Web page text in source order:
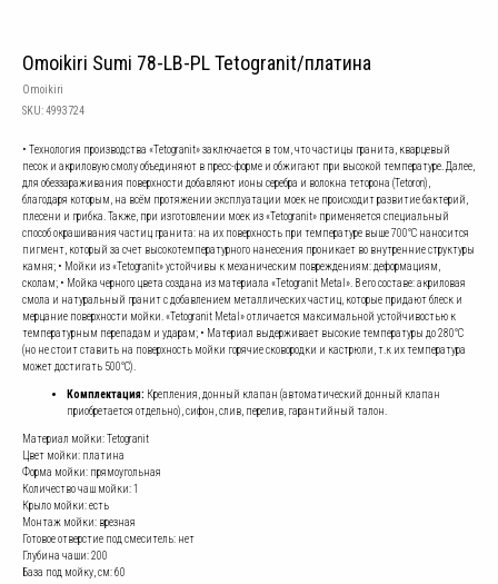
Omoikiri Sumi 78-LB-PL Tetogranit/платина
Omoikiri
SKU:4993724
• Технология производства «Tetogranit» заключается в том, что частицы гранита, кварцевый
песок и акриловую смолу объединяют в пресс-форме и обжигают при высокой температуре. Далее,
для обеззараживания поверхности добавляют ионы серебра и волокна теторона (Tetoron),
благодаря которым, на всём протяжении эксплуатации моек не происходит развитие бактерий,
плесени и грибка. Также, при изготовлении моек из «Tetogranit» применяется специальный
способ окрашивания частиц гранита: на их поверхность при температуре выше 700°С наносится
пигмент, который за счет высокотемпературного нанесения проникает во внутренние структуры
камня; • Мойки из «Tetogranit» устойчивы к механическим повреждениям: деформациям,
сколам; • Мойка черного цвета создана из материала «Tetogranit Metal». В его составе: акриловая
смола и натуральный гранит с добавлением металлических частиц, которые придают блеск и
мерцание поверхности мойки. «Tetogranit Metal» отличается максимальной устойчивостью к
температурным перепадам и ударам; • Материал выдерживает высокие температуры до 280°С
(но не стоит ставить на поверхность мойки горячие сковородки и кастрюли, т.к их температура
может достигать 500°С).
Комплектация: Крепления, донный клапан (автоматический донный клапан
приобретается отдельно), сифон, слив, перелив, гарантийный талон.
Материал мойки: Tetogranit
Цвет мойки: платина
Форма мойки: прямоугольная
Количество чаш мойки: 1
Крыло мойки: есть
Монтаж мойки: врезная
Готовое отверстие под смеситель: нет
Глубина чаши: 200
База под мойку, см: 60